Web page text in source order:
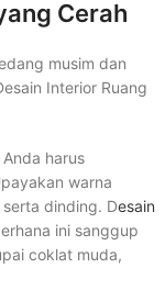
Cerah
harus
warna
dinding. Desain
ini sanggup
coklat muda,